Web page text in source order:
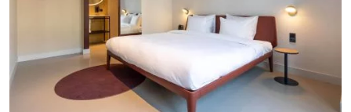
Erwachsene
Übernachten
Appartements